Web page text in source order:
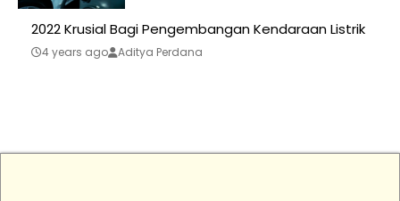
2022 Krusial Bagi Pengembangan Kendaraan Listrik
4 years ago Aditya Perdana